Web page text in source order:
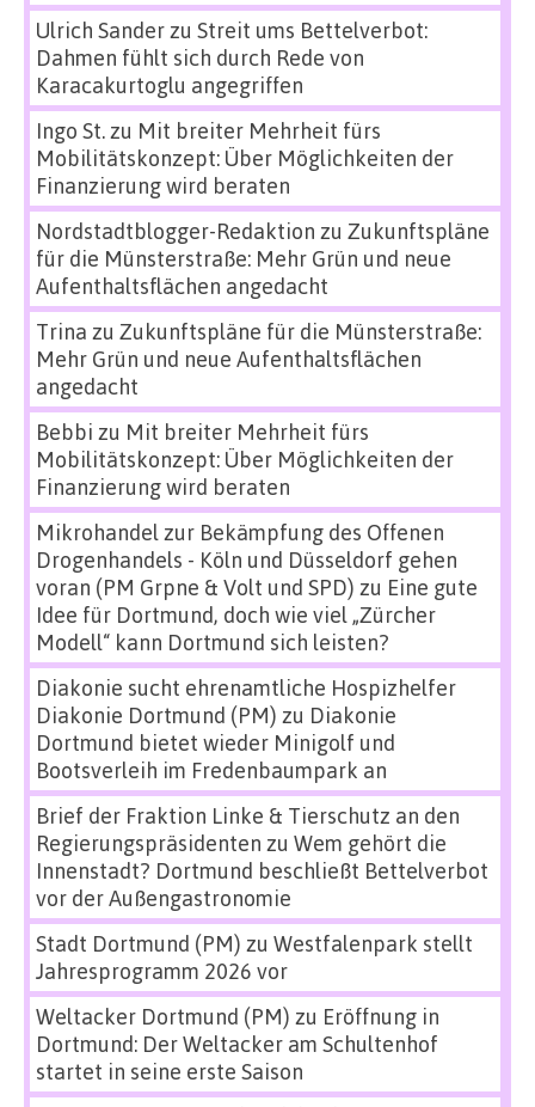
Ulrich Sanderzu Streit ums Bettelverbot:
Dahmen fühlt sich durch Rede von
Karacakurtoglu angegriffen
Ingo St.zu Mit breiter Mehrheit fürs
Mobilitätskonzept: Über Möglichkeiten der
Finanzierung wird beraten
Nordstadtblogger-Redaktion zu Zukunftspläne
für die Münsterstraße: Mehr Grün und neue
Aufenthaltsflächen angedacht
Trina zu Zukunftspläne für die Münsterstraße:
Mehr Grün und neue Aufenthaltsflächen
angedacht
Bebbi zu Mit breiter Mehrheit fürs
Mobilitätskonzept: Über Möglichkeiten der
Finanzierung wird beraten
Mikrohandel zur Bekämpfung des Offenen
Drogenhandels - Köln und Düsseldorf gehen
voran (PM Grpne & Volt und SPD) zu Eine gute
Idee für Dortmund, doch wie viel „Zürcher
Modell“ kann Dortmund sich leisten?
Diakonie sucht ehrenamtliche Hospizhelfer
Diakonie Dortmund (PM) zu Diakonie
Dortmund bietet wieder Minigolf und
Bootsverleih im Fredenbaumpark an
Brief der Fraktion Linke & Tierschutz an den
Regierungspräsidenten zu Wem gehört die
Innenstadt? Dortmund beschließt Bettelverbot
vor der Außengastronomie
Stadt Dortmund (PM) zu Westfalenpark stellt
Jahresprogramm 2026 vor
Weltacker Dortmund (PM) zu Eröffnung in
Dortmund: Der Weltacker am Schultenhof
startet in seine erste Saison